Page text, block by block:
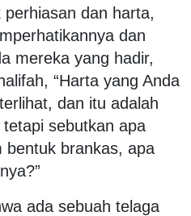
dan harta,
dan
mereka yang hadir,
“Harta yang Anda
dan itu adalah
sebutkan apa
bentuk brankas, apa
ada sebuah telaga